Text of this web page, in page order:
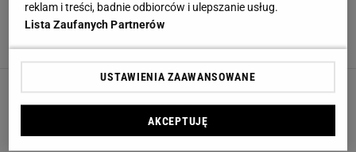
Sprzęt gamingowy 2025: Monitory, komputery i
akcesoria, które nie zawiodą Cię w walce
najlepsze modele?
SŁUCHAWKI BEZPRZEWODOWE
SŁUCHAWKI DO BIEGANIA
reklam i treści, badnie odbiorców i ulepszanie usług.
Lista Zaufanych Partnerów
USTAWIENIA ZAAWANSOWANE
AKCEPTUJĘ